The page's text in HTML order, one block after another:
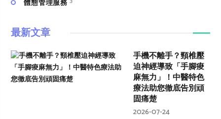
體態管理服務
最新文章
手機不離手？頸椎壓
迫神經導致「手腳痠
麻無力」！中醫特色
療法助您徹底告別頑
固痛楚
2026-07-24